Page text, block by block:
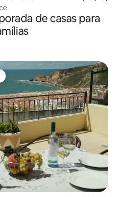
de casas para
dos hóspedes